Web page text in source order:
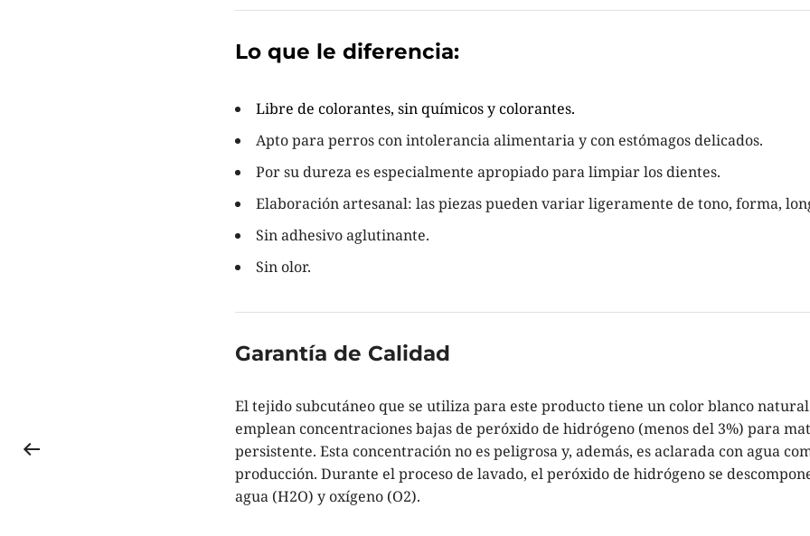
Lo que le diferencia:
Libre de colorantes, sin químicos y colorantes.
Apto para perros con intolerancia alimentaria y con estómagos delicados.
Por su dureza es especialmente apropiado para limpiar los dientes.
Elaboración artesanal: las piezas pueden variar ligeramente de tono, forma,
Sin adhesivo aglutinante.
Sin olor.
Garantía de Calidad
El tejido subcutáneo que se utiliza para este producto tiene un color blanco
emplean concentraciones bajas de peróxido de hidrógeno (menos del 3%) para
persistente. Esta concentración no es peligrosa y, además, es aclarada con agua
producción. Durante el proceso de lavado, el peróxido de hidrógeno se
agua (H2O) y oxígeno (O2).